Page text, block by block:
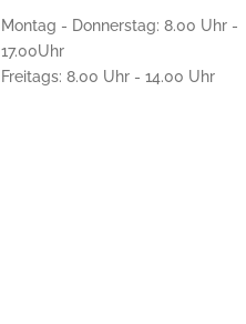
Montag - Donnerstag: 8.00 Uhr -
17.00Uhr
Freitags: 8.00 Uhr - 14.00 Uhr